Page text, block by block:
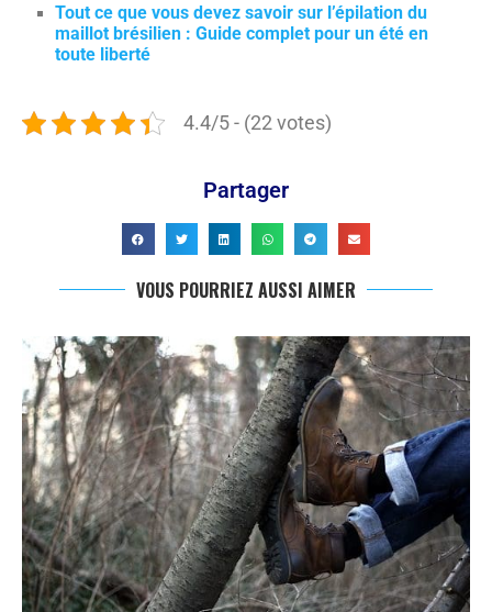
Tout ce que vous devez savoir sur l’épilation du
maillot brésilien : Guide complet pour un été en
toute liberté
4.4/5 - (22 votes)
Partager
VOUS POURRIEZ AUSSI AIMER